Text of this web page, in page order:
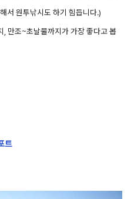
서 원투낚시도 하기 힘듭니다.)
, 만조~초날물까지가 가장 좋다고 봅
트